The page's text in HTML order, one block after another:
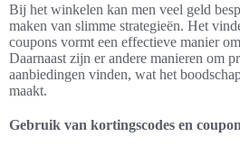
Bij het winkelen kan men veel geld
maken van slimme strategieën. Het
coupons vormt een effectieve manier
Daarnaast zijn er andere manieren om
aanbiedingen vinden, wat het
maakt.
Gebruik van kortingscodes en